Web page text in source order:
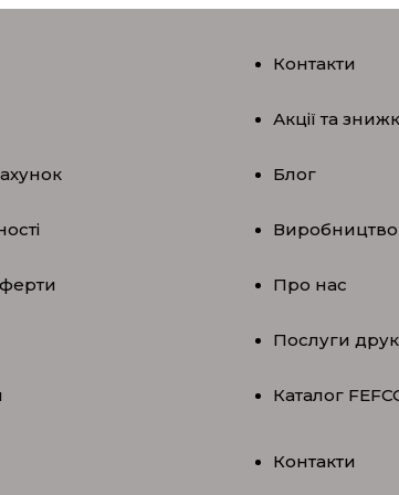
Контакти
Акції та
Блог
Виробництво
Про нас
Послуги
Каталог
Контакти